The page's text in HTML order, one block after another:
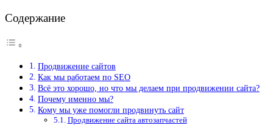
Содержание
Продвижение сайтов
Как мы работаем по SEO
Всё это хорошо, но что мы делаем при продвижении сайта?
Почему именно мы?
Кому мы уже помогли продвинуть сайт
Продвижение сайта автозапчастей